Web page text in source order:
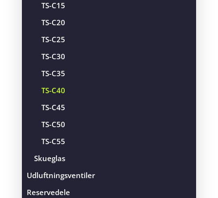
TS-C15
TS-C20
TS-C25
TS-C30
TS-C35
TS-C40
TS-C45
TS-C50
TS-C55
Skueglas
Udluftningsventiler
Reservedele